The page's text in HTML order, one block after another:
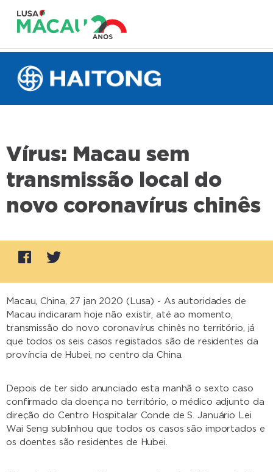
Vírus: Macau sem
transmissão local do
novo coronavírus chinês
Macau, China, 27 jan 2020 (Lusa) - As autoridades de
Macau indicaram hoje não existir, até ao momento,
transmissão do novo coronavírus chinês no território, já
que todos os seis casos registados são de residentes da
província de Hubei, no centro da China.
Depois de ter sido anunciado esta manhã o sexto caso
confirmado da doença no território, o médico adjunto da
direção do Centro Hospitalar Conde de S. Januário Lei
Wai Seng sublinhou que todos os casos são importados e
os doentes são residentes de Hubei.